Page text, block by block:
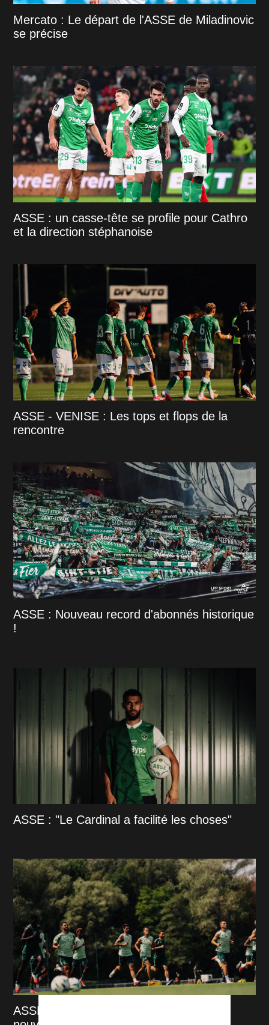
Mercato : Le départ de l'ASSE de Miladinovic
se précise
ASSE : un casse-tête se profile pour Cathro
et la direction stéphanoise
ASSE - VENISE : Les tops et flops de la
rencontre
ASSE : Nouveau record d'abonnés historique
!
ASSE : "Le Cardinal a facilité les choses"
ASSE - Venise : L'ASSE contrainte à un